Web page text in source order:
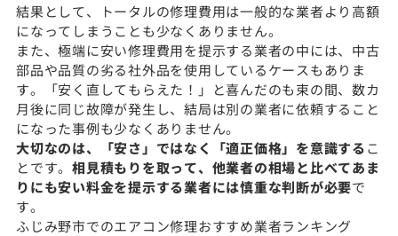
結果として、トータルの修理費用は一般的な業者より高額
になってしまうことも少なくありません。
また、極端に安い修理費用を提示する業者の中には、中古
部品や品質の劣る社外品を使用しているケースもありま
す。「安く直してもらえた！」と喜んだのも束の間、数カ
月後に同じ故障が発生し、結局は別の業者に依頼すること
になった事例も少なくありません。
大切なのは、「安さ」ではなく「適正価格」を意識するこ
とです。 相見積もりを取って、他業者の相場と比べてあま
りにも安い料金を提示する業者には慎重な判断が必要で
す。
ふじみ野市でのエアコン修理おすすめ業者ランキング